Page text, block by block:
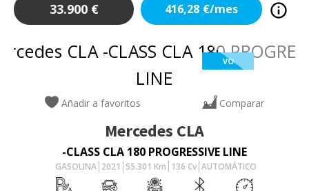
33.900 € 416,28 €/mes
VO
Añadir a favoritos Comparar
Mercedes CLA
-CLASS CLA 180 PROGRESSIVE LINE
GASOLINA 2021 55.301 Km 136 Cv AUTOMÁTICO